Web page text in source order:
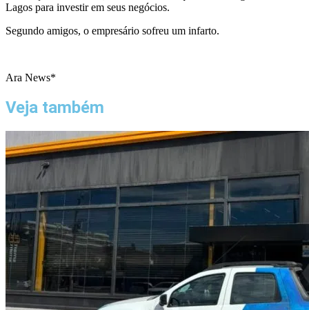
Lagos para investir em seus negócios.
Segundo amigos, o empresário sofreu um infarto.
Ara News*
Veja também